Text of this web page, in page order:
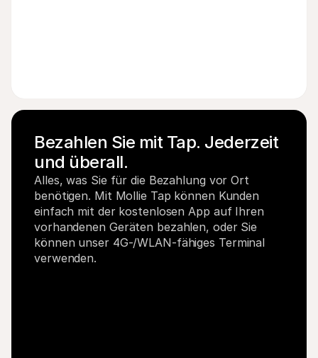
Bezahlen Sie mit Tap. Jederzeit
und überall.
Alles, was Sie für die Bezahlung vor Ort
benötigen. Mit Mollie Tap können Kunden
einfach mit der kostenlosen App auf Ihren
vorhandenen Geräten bezahlen, oder Sie
können unser 4G-/WLAN-fähiges Terminal
verwenden.